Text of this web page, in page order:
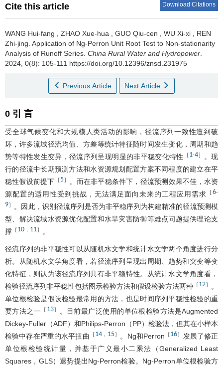
Cite this article Download Citations
WANG Hui-fang ZHAO Xue-hua GUO Qiu-cen WU Xi-xi
REN
Zhi-jing Application of Ng-Perron Unit Root Test to Non-stationarity
Analysis of Runoff Series. China Rural Water and Hydropower
2024, 0(8): 105-111 https://doi.org/10.12396/znsd.231975
Previous Article Next Article
0 引 言
受全球气候变化和大规模人类活动的影响，径流序列一致性遭到破
坏，许多流域径流均值、方差等统计特征随时间发生变化，周期和趋
势等特性发生变异，径流序列呈现明显的非平稳变化特性
［1-4］
。现
行的径流中长期预测方法和水资源规划配置方案不同程度的建立在平
稳性假设前提下 ［5］
。而在非平稳条件下，径流预测效果不佳，水资
源配置的适用性受到挑战，无法满足面向未来的工程应用需求 ［6-
9］
。因此，识别径流序列是否为非平稳序列为构建精准的径流预测模
型、解决流域水资源优化配置和水旱灾害防御等难点问题提供理论支
撑 ［10 ， 11］ 。
径流序列的非平稳性可以从随机水文学和统计水文学两个角度进行分
析。从随机水文学角度看，若径流序列呈现出周期、趋势和突变等变
化特征，则认为该径流序列具有非平稳特性。从统计水文学角度看，
检验径流序列非平稳性包括图示检验方法和假设检验方法两种 ［12］
。
单位根检验是假设检验最常用的方法，也是时间序列平稳性检验的重
要方法之一 ［ 13］
。目前最广泛使用的单位根检验方法是Augmented
Dickey-Fuller（ADF）和Philips-Perron（PP）检验法，但其在小样本
检验中存在严重的水平扭曲
［14， 15］ 。Ng和Perron ［16］
发展了修正
单位根检验统计量，并基于广义最小二乘法（Generalized Least
Squares，GLS）退势提出Ng-Perron检验。Ng-Perron单位根检验方